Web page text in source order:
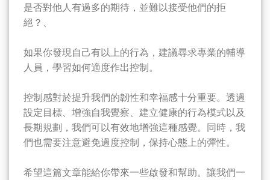
是否對他人有過多的期待，並難以接受他們的拒
絕？、
如果你發現自己有以上的行為，建議尋求專業的輔導
人員，學習如何適度作出控制。
控制感對於提升我們的韌性和幸福感十分重要。透過
設定目標、增強自我覺察、建立健康的行為模式以及
長期規劃，我們可以有效地增強這種感覺。同時，我
們也需要注意避免過度控制，保持心態上的彈性。
希望這篇文章能給你帶來一些啟發和幫助。讓我們一